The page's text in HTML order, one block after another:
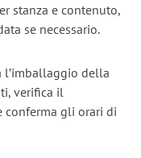
stanza e contenuto,
se necessario.
l’imballaggio della
verifica il
conferma gli orari di